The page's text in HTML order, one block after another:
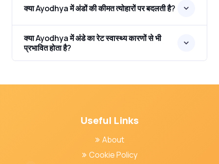
क्या Ayodhya में अंडों की कीमत त्योहारों पर बदलती है?
क्या Ayodhya में अंडे का रेट स्वास्थ्य कारणों से भी
प्रभावित होता है?
Useful Links
About
Cookie Policy